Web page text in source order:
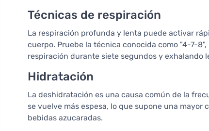
Técnicas de respiración
La respiración profunda y lenta puede activar
cuerpo. Pruebe la técnica conocida como "4-7-
respiración durante siete segundos y exhalando
Hidratación
La deshidratación es una causa común de la
se vuelve más espesa, lo que supone una mayor
bebidas azucaradas.